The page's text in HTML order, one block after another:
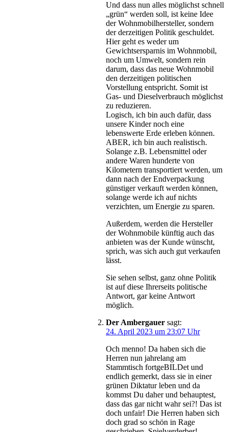
Und dass nun alles möglichst schnell
„grün“ werden soll, ist keine Idee
der Wohnmobilhersteller, sondern
der derzeitigen Politik geschuldet.
Hier geht es weder um
Gewichtsersparnis im Wohnmobil,
noch um Umwelt, sondern rein
darum, dass das neue Wohnmobil
den derzeitigen politischen
Vorstellung entspricht. Somit ist
Gas- und Dieselverbrauch möglichst
zu reduzieren.
Logisch, ich bin auch dafür, dass
unsere Kinder noch eine
lebenswerte Erde erleben können.
ABER, ich bin auch realistisch.
Solange z.B. Lebensmittel oder
andere Waren hunderte von
Kilometern transportiert werden, um
dann nach der Endverpackung
günstiger verkauft werden können,
solange werde ich auf nichts
verzichten, um Energie zu sparen.
Außerdem, werden die Hersteller
der Wohnmobile künftig auch das
anbieten was der Kunde wünscht,
sprich, was sich auch gut verkaufen
lässt.
Sie sehen selbst, ganz ohne Politik
ist auf diese Ihrerseits politische
Antwort, gar keine Antwort
möglich.
Der Ambergauer sagt:
24. April 2023 um 23:07 Uhr
Och menno! Da haben sich die
Herren nun jahrelang am
Stammtisch fortgeBILDet und
endlich gemerkt, dass sie in einer
grünen Diktatur leben und da
kommst Du daher und behauptest,
dass das gar nicht wahr sei?! Das ist
doch unfair! Die Herren haben sich
doch grad so schön in Rage